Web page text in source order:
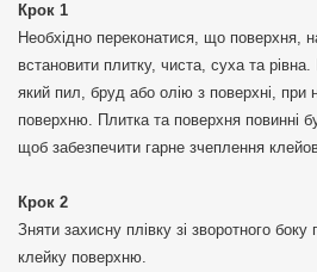
Крок 1
Необхідно переконатися, що поверхня,
встановити плитку, чиста, суха та
який пил, бруд або олію з поверхні, при
поверхню. Плитка та поверхня повинні
щоб забезпечити гарне зчеплення
Крок 2
Зняти захисну плівку зі зворотного
клейку поверхню.